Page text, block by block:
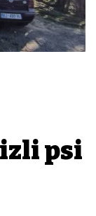
psi